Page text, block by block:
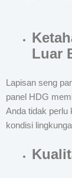
Luar
Lapisan seng
panel HDG
Anda tidak perlu
kondisi